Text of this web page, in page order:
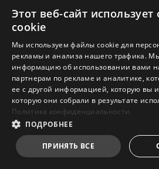
Этот веб-сайт
cookie
Мы используем файлы cookie для
рекламы и анализа нашего трафика.
информацию об использовании вами
партнерам по рекламе и аналитике,
ее с другой информацией, которую вы
которую они собрали в результате
Политика конфиденциальности
ПОДРОБНЕЕ
ПРИНЯТЬ ВСЕ